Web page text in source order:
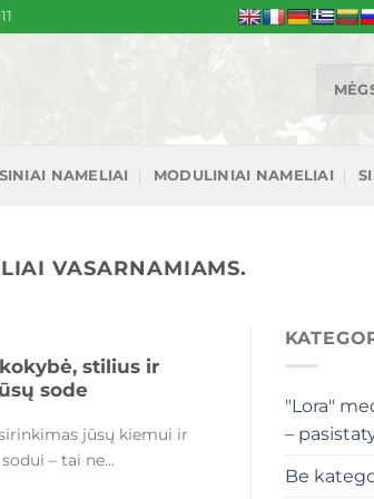
NAMELIAI MODULINIAI NAMELIAI
VASARNAMIAMS.
stilius ir
sode
jūsų kiemui ir
– tai ne...
"Lora"
–
Be